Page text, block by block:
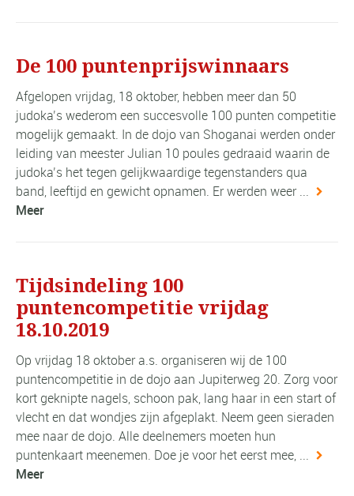
De 100 puntenprijswinnaars
Afgelopen vrijdag, 18 oktober, hebben meer dan 50
judoka’s wederom een succesvolle 100 punten competitie
mogelijk gemaakt. In de dojo van Shoganai werden onder
leiding van meester Julian 10 poules gedraaid waarin de
judoka’s het tegen gelijkwaardige tegenstanders qua
band, leeftijd en gewicht opnamen. Er werden weer ...
Meer
Tijdsindeling 100
puntencompetitie vrijdag
18.10.2019
Op vrijdag 18 oktober a.s. organiseren wij de 100
puntencompetitie in de dojo aan Jupiterweg 20. Zorg voor
kort geknipte nagels, schoon pak, lang haar in een start of
vlecht en dat wondjes zijn afgeplakt. Neem geen sieraden
mee naar de dojo. Alle deelnemers moeten hun
puntenkaart meenemen. Doe je voor het eerst mee, ...
Meer